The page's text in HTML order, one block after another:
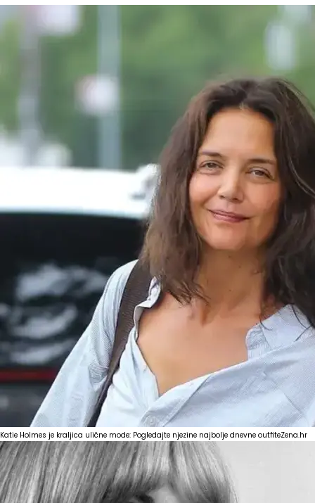
Katie Holmes je kraljica ulične mode: Pogledajte njezine najbolje dnevne outfiteZena.hr